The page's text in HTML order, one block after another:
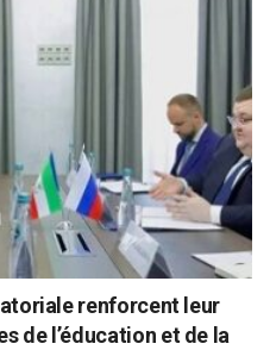
renforcent leur
de l’éducation et de la